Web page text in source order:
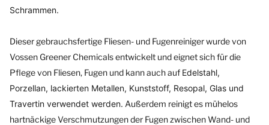
Schrammen.
Dieser gebrauchsfertige Fliesen- und Fugenreiniger wurde von
Vossen Greener Chemicals entwickelt und eignet sich für die
Pflege von Fliesen, Fugen und kann auch auf Edelstahl,
Porzellan, lackierten Metallen, Kunststoff, Resopal, Glas und
Travertin verwendet werden. Außerdem reinigt es mühelos
hartnäckige Verschmutzungen der Fugen zwischen Wand- und